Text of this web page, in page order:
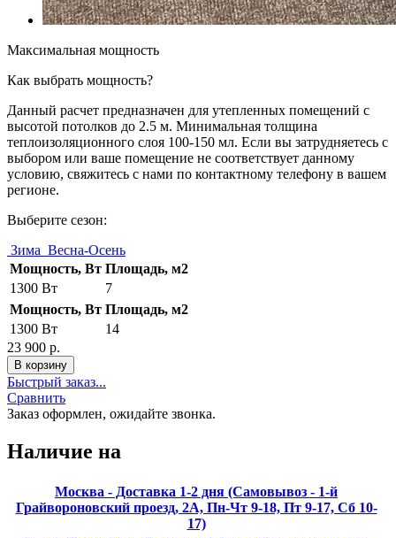
Максимальная мощность
Как выбрать мощность?
Данный расчет предназначен для утепленных помещений с
высотой потолков до 2.5 м. Минимальная толщина
теплоизоляционного слоя 100-150 мл. Если вы затрудняетесь с
выбором или ваше помещение не соответствует данному
условию, свяжитесь с нами по контактному телефону в вашем
регионе.
Выберите сезон:
Зима Весна-Осень
Мощность, Вт Площадь, м2
1300 Вт
7
Мощность, Вт Площадь, м2
1300 Вт
14
23 900 р.
Быстрый заказ...
Сравнить
Заказ оформлен, ожидайте звонка.
Наличие на
Москва - Доставка 1-2 дня (Самовывоз - 1-й
Грайвороновский проезд, 2А, Пн-Чт 9-18, Пт 9-17, Сб 10-
17)